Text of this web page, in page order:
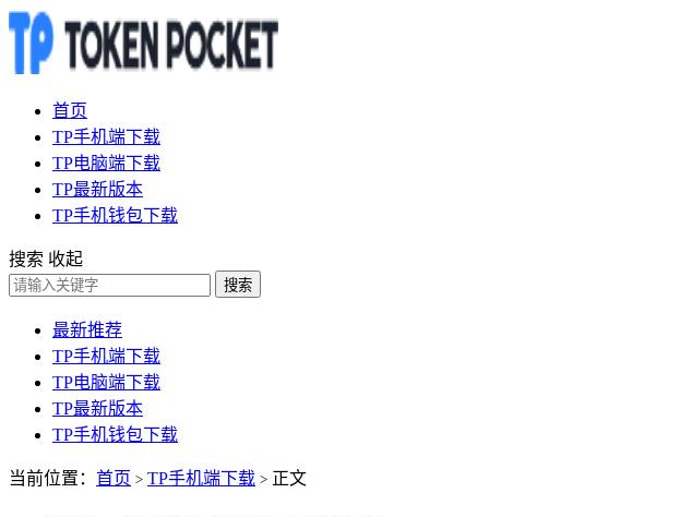
首页
TP手机端下载
TP电脑端下载
TP最新版本
TP手机钱包下载
搜索 收起
搜索
最新推荐
TP手机端下载
TP电脑端下载
TP最新版本
TP手机钱包下载
当前位置： 首页 > TP手机端下载 > 正文